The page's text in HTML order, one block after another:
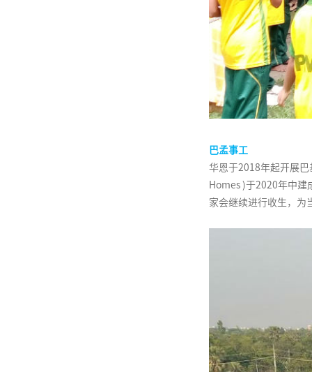
巴孟事工
华恩于2018年起开展
Homes )于2020年中建
家会继续进行收生，为